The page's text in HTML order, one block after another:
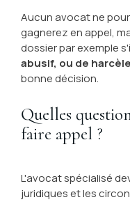
Aucun avocat ne
gagnerez en appel,
dossier par exemple
abusif, ou de
bonne décision.
Quelles
faire appel ?
L'avocat spécialisé
juridiques et les